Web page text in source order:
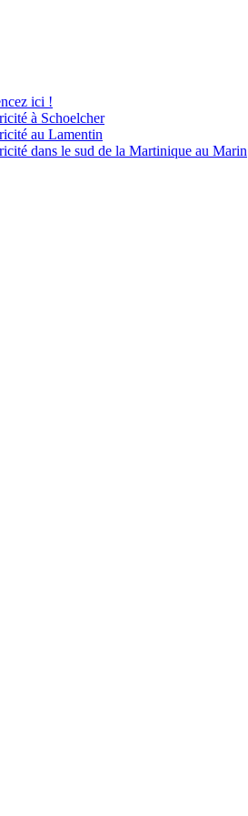
ici !
à Schoelcher
au Lamentin
dans le sud de la Martinique au Marin